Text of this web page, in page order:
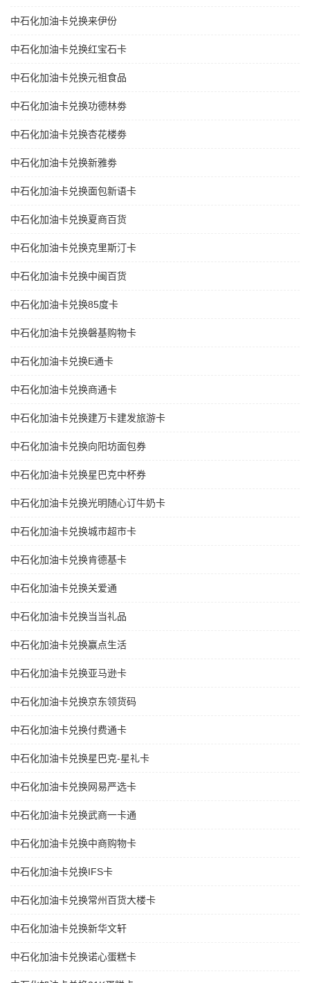
中石化加油卡兑换来伊份
中石化加油卡兑换红宝石卡
中石化加油卡兑换元祖食品
中石化加油卡兑换功德林劵
中石化加油卡兑换杏花楼劵
中石化加油卡兑换新雅劵
中石化加油卡兑换面包新语卡
中石化加油卡兑换夏商百货
中石化加油卡兑换克里斯汀卡
中石化加油卡兑换中闽百货
中石化加油卡兑换85度卡
中石化加油卡兑换磐基购物卡
中石化加油卡兑换E通卡
中石化加油卡兑换商通卡
中石化加油卡兑换建万卡建发旅游卡
中石化加油卡兑换向阳坊面包券
中石化加油卡兑换星巴克中杯券
中石化加油卡兑换光明随心订牛奶卡
中石化加油卡兑换城市超市卡
中石化加油卡兑换肯德基卡
中石化加油卡兑换关爱通
中石化加油卡兑换当当礼品
中石化加油卡兑换赢点生活
中石化加油卡兑换亚马逊卡
中石化加油卡兑换京东领货码
中石化加油卡兑换付费通卡
中石化加油卡兑换星巴克-星礼卡
中石化加油卡兑换网易严选卡
中石化加油卡兑换武商一卡通
中石化加油卡兑换中商购物卡
中石化加油卡兑换IFS卡
中石化加油卡兑换常州百货大楼卡
中石化加油卡兑换新华文轩
中石化加油卡兑换诺心蛋糕卡